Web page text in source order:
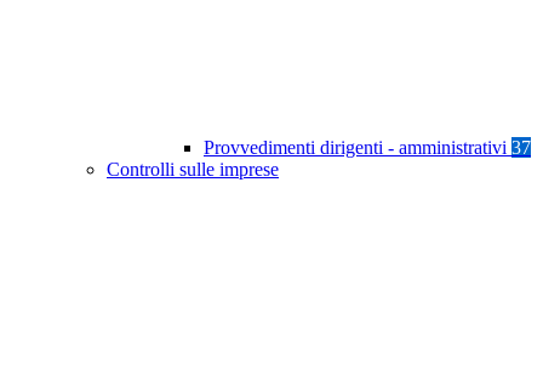
Provvedimenti dirigenti - amministrativi 37
Controlli sulle imprese